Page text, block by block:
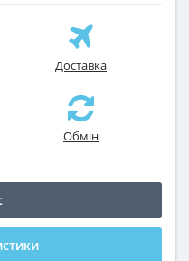
Доставка
Обмін